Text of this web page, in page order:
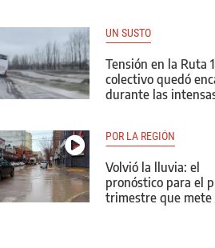
UN SUSTO
Tensión en la Ruta
colectivo quedó
durante las
POR LA REGIÓN
Volvió la lluvia: el
pronóstico para el
trimestre que mete